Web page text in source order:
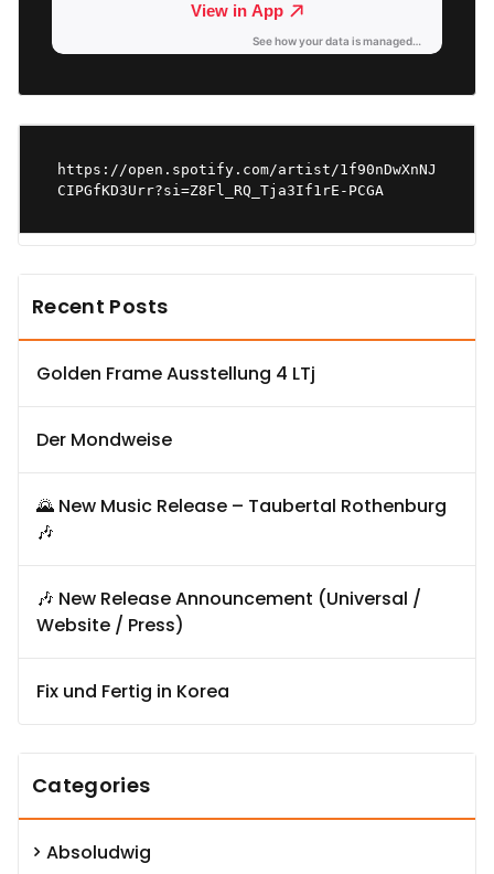
https://open.spotify.com/artist/1f90nDwXnNJ
CIPGfKD3Urr?si=Z8Fl_RQ_Tja3If1rE-PCGA
Recent Posts
Golden Frame Ausstellung 4 LTj
Der Mondweise
🌄 New Music Release – Taubertal Rothenburg
🎶
🎶 New Release Announcement (Universal /
Website / Press)
Fix und Fertig in Korea
Categories
Absoludwig